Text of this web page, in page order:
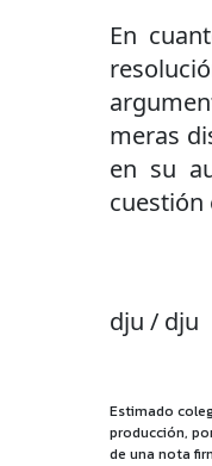
En
meras
en su
cuestión
dju / dju
Estimado
producción,
de una nota